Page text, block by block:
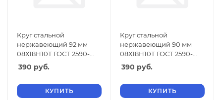
Круг стальной
нержавеющий 92 мм
08Х18Н10Т ГОСТ 2590-
2006
390 руб.
КУПИТЬ
Круг стальной
нержавеющий 90 мм
08Х18Н10Т ГОСТ 2590-
2006
390 руб.
КУПИТЬ